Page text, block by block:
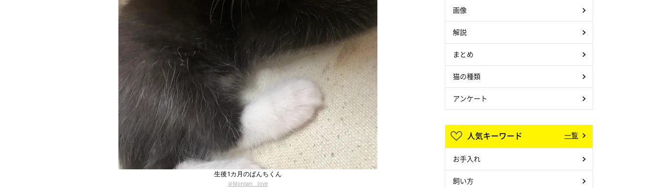
生後1カ月のぱんちくん
＠Montan__love
画像
解説
まとめ
猫の種類
アンケート
人気キーワード 一覧
お手入れ
飼い方